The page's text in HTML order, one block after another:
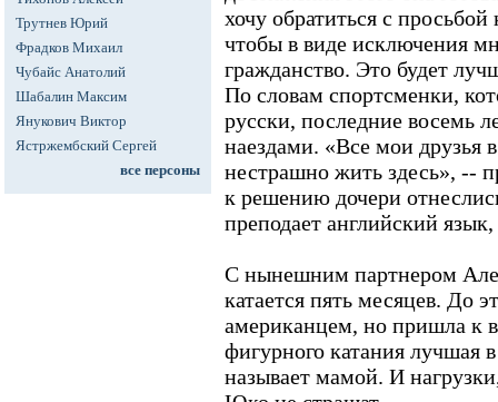
Трутнев Юрий
Фрадков Михаил
Чубайс Анатолий
Шабалин Максим
Янукович Виктор
Ястржембский Сергей
все персоны
хочу обратиться с
чтобы в виде исключения
гражданство. Это будет
По словам спортсменки,
русски, последние восемь
наездами. «Все мои друзья
нестрашно жить здесь», --
к решению дочери
преподает английский
С нынешним партнером
катается пять месяцев. До
американцем, но пришла к
фигурного катания лучшая
называет мамой. И